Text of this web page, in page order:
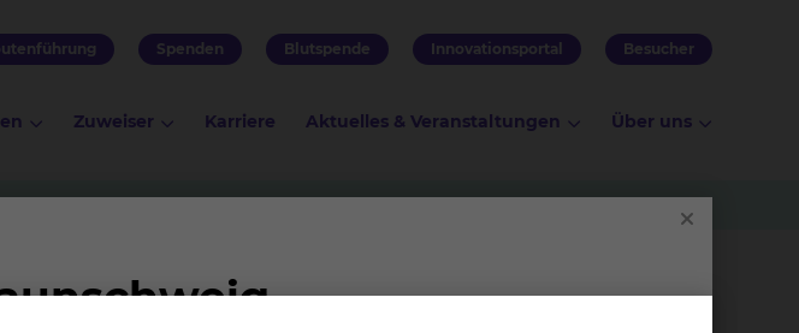
Spenden Blutspende Innovationsportal Besucher
Zuweiser Karriere Aktuelles & Veranstaltungen Über uns